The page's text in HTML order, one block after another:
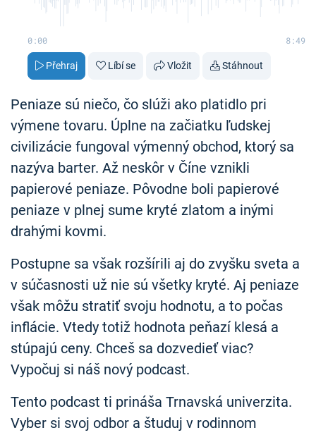
0:00 8:49
Přehraj Líbí se Vložit Stáhnout
Peniaze sú niečo, čo slúži ako platidlo pri
výmene tovaru. Úplne na začiatku ľudskej
civilizácie fungoval výmenný obchod, ktorý sa
nazýva barter. Až neskôr v Číne vznikli
papierové peniaze. Pôvodne boli papierové
peniaze v plnej sume kryté zlatom a inými
drahými kovmi.
Postupne sa však rozšírili aj do zvyšku sveta a
v súčasnosti už nie sú všetky kryté. Aj peniaze
však môžu stratiť svoju hodnotu, a to počas
inflácie. Vtedy totiž hodnota peňazí klesá a
stúpajú ceny. Chceš sa dozvedieť viac?
Vypočuj si náš nový podcast.
Tento podcast ti prináša Trnavská univerzita.
Vyber si svoj odbor a študuj v rodinnom